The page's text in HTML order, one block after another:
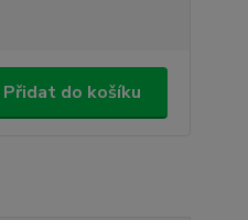
Přidat do košíku